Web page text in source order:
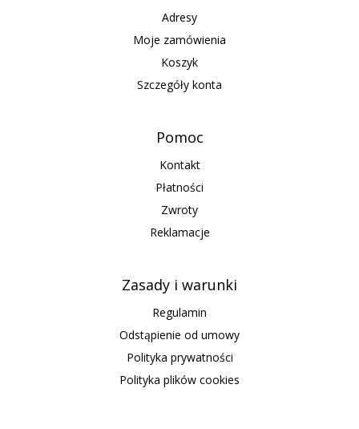
Adresy
Moje zamówienia
Koszyk
Szczegóły konta
Pomoc
Kontakt
Płatności
Zwroty
Reklamacje
Zasady i warunki
Regulamin
Odstąpienie od umowy
Polityka prywatności
Polityka plików cookies